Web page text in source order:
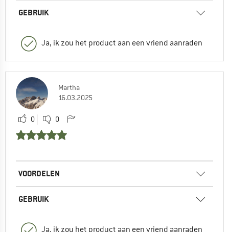
GEBRUIK
Ja, ik zou het product aan een vriend aanraden
Martha
16.03.2025
0 0
VOORDELEN
GEBRUIK
Ja, ik zou het product aan een vriend aanraden